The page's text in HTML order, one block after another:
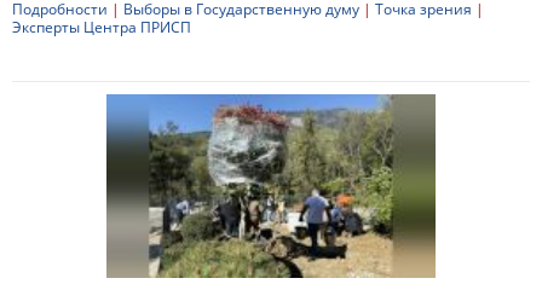
Подробности | Выборы в Государственную думу | Точка зрения |
Эксперты Центра ПРИСП